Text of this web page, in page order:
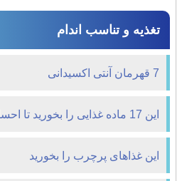
تغذیه و تناسب اندام
7 قهرمان آنتی اکسیدانی
این 17 ماده غذایی را بخورید تا احساس جوانی کنید
این غذاهای پرچرب را بخورید